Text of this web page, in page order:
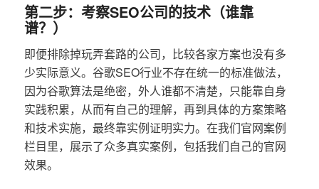
第二步：考察SEO公司的技术（谁靠
谱？）
即便排除掉玩弄套路的公司，比较各家方案也没有多
少实际意义。谷歌SEO行业不存在统一的标准做法，
因为谷歌算法是绝密，外人谁都不清楚，只能靠自身
实践积累，从而有自己的理解，再到具体的方案策略
和技术实施，最终靠实例证明实力。在我们官网案例
栏目里，展示了众多真实案例，包括我们自己的官网
效果。